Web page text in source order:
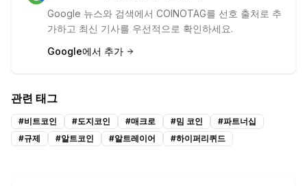
Google 뉴스와 검색에서 COINOTAG를 선호 출처로 추
가하고 최신 기사를 우선적으로 확인하세요.
Google에서 추가
관련 태그
#비트코인 #도지코인 #매크로 #밈 코인 #파트너십
#규제 #알트코인 #알트레이어 #하이퍼리퀴드